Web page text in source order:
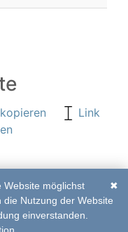
Link
Impressum | Kontakt
✖
Website möglichst
Nutzung der Website
einverstanden.